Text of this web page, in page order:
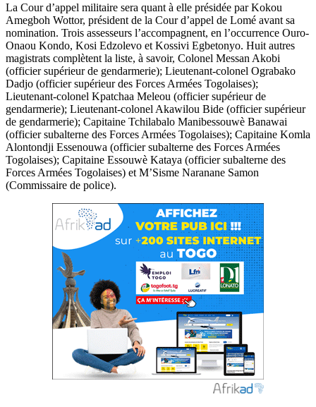
La Cour d’appel militaire sera quant à elle présidée par Kokou
Amegboh Wottor, président de la Cour d’appel de Lomé avant sa
nomination. Trois assesseurs l’accompagnent, en l’occurrence Ouro-
Onaou Kondo, Kosi Edzolevo et Kossivi Egbetonyo. Huit autres
magistrats complètent la liste, à savoir, Colonel Messan Akobi
(officier supérieur de gendarmerie); Lieutenant-colonel Ograbako
Dadjo (officier supérieur des Forces Armées Togolaises);
Lieutenant-colonel Kpatchaa Meleou (officier supérieur de
gendarmerie); Lieutenant-colonel Akawilou Bide (officier supérieur
de gendarmerie); Capitaine Tchilabalo Manibessouwè Banawai
(officier subalterne des Forces Armées Togolaises); Capitaine Komla
Alontondji Essenouwa (officier subalterne des Forces Armées
Togolaises); Capitaine Essouwè Kataya (officier subalterne des
Forces Armées Togolaises) et M’Sisme Naranane Samon
(Commissaire de police).